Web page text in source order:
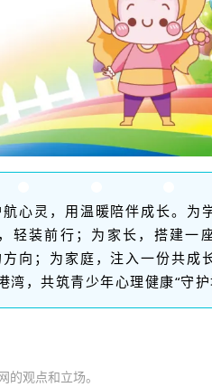
心灵，用温暖陪伴成长。为学
轻装前行；为家长，搭建一
向；为家庭，注入一份共成
，共筑青少年心理健康“守护
观点和立场。